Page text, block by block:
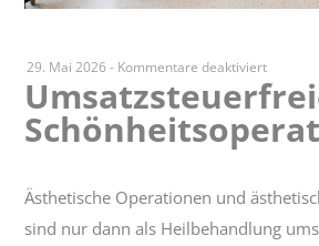
29. Mai 2026 - Kommentare deaktiviertfür
Ästhetische Operationen und
sind nur dann als Heilbehandlung